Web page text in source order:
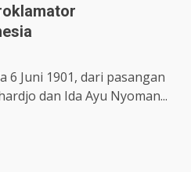
Juni 1901, dari pasangan
dan Ida Ayu Nyoman...